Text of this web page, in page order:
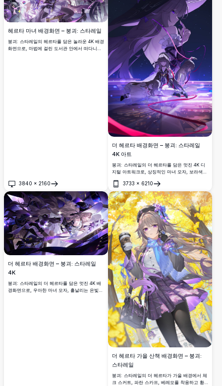
헤르타 마녀 배경화면 – 붕괴: 스타레일
붕괴: 스타레일의 헤르타를 담은 놀라운 4K 배경
화면으로, 마법에 걸린 도서관 안에서 떠다니는
3840 × 2160
열기
더 헤르타 배경화면 – 붕괴: 스타레일
4K 아트
붕괴: 스타레일의 더 헤르타를 담은 멋진 4K 디
지털 아트워크로, 상징적인 마녀 모자, 보라색
꽃 장식, 별이 빛나는 밤하늘 아래 빛나는 마법
리본과 함께 우아한 흰색 의상을 선보입니다.
3733 × 6210
열기
더 헤르타 배경화면 – 붕괴: 스타레일
4K
붕괴: 스타레일의 더 헤르타를 담은 멋진 4K 배
경화면으로, 우아한 마녀 모자, 흩날리는 은빛
더 헤르타 가을 산책 배경화면 – 붕괴:
스타레일
붕괴: 스타레일의 더 헤르타가 가을 배경에서 체
크 스커트, 파란 스카프, 베레모를 착용하고 황